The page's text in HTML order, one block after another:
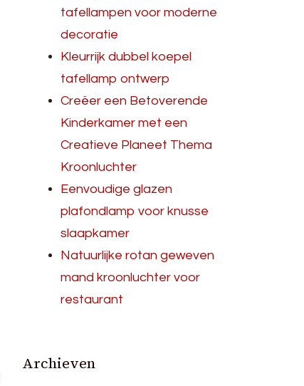
tafellampen voor moderne
decoratie
Kleurrijk dubbel koepel
tafellamp ontwerp
Creëer een Betoverende
Kinderkamer met een
Creatieve Planeet Thema
Kroonluchter
Eenvoudige glazen
plafondlamp voor knusse
slaapkamer
Natuurlijke rotan geweven
mand kroonluchter voor
restaurant
Archieven